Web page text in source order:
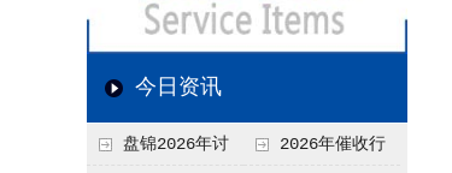
今日资讯
盘锦2026年讨 2026年催收行